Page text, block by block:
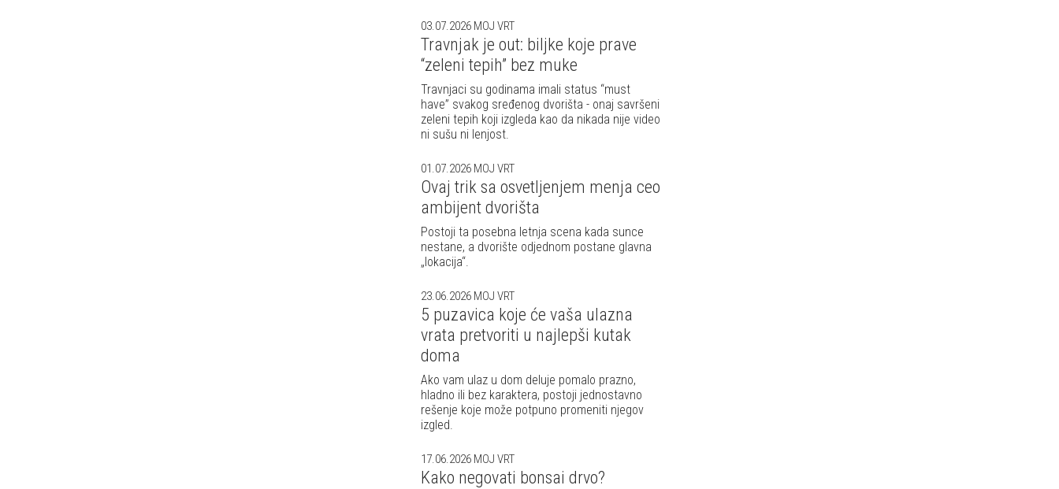
03.07.2026 MOJ VRT
Travnjak je out: biljke koje prave
“zeleni tepih” bez muke
Travnjaci su godinama imali status “must
have” svakog sređenog dvorišta - onaj savršeni
zeleni tepih koji izgleda kao da nikada nije video
ni sušu ni lenjost.
01.07.2026 MOJ VRT
Ovaj trik sa osvetljenjem menja ceo
ambijent dvorišta
Postoji ta posebna letnja scena kada sunce
nestane, a dvorište odjednom postane glavna
„lokacija“.
23.06.2026 MOJ VRT
5 puzavica koje će vaša ulazna
vrata pretvoriti u najlepši kutak
doma
Ako vam ulaz u dom deluje pomalo prazno,
hladno ili bez karaktera, postoji jednostavno
rešenje koje može potpuno promeniti njegov
izgled.
17.06.2026 MOJ VRT
Kako negovati bonsai drvo?